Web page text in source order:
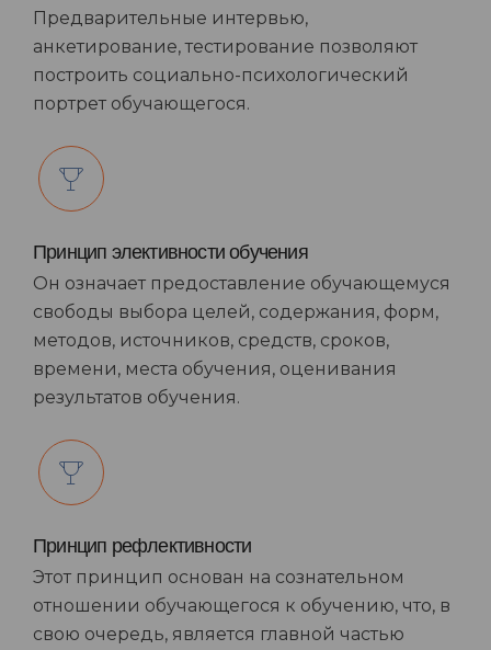
Предварительные интервью,
анкетирование, тестирование позволяют
построить социально-психологический
портрет обучающегося.
Принцип элективности обучения
Он означает предоставление обучающемуся
свободы выбора целей, содержания, форм,
методов, источников, средств, сроков,
времени, места обучения, оценивания
результатов обучения.
Принцип рефлективности
Этот принцип основан на сознательном
отношении обучающегося к обучению, что, в
свою очередь, является главной частью